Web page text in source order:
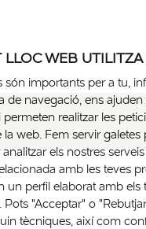
LLOC WEB
són importants per a tu,
de navegació, ens
permeten realitzar les
la web. Fem servir galetes
els nostres
amb les teves
un perfil elaborat amb els
Pots "Acceptar" o
tècniques, així com